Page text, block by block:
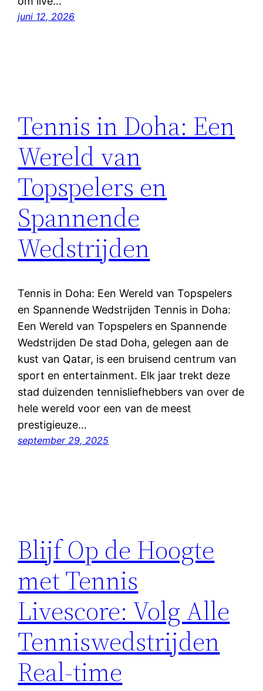
juni 12, 2026
Tennis in Doha: Een
Wereld van
Topspelers en
Spannende
Wedstrijden
Tennis in Doha: Een Wereld van Topspelers
en Spannende Wedstrijden Tennis in Doha:
Een Wereld van Topspelers en Spannende
Wedstrijden De stad Doha, gelegen aan de
kust van Qatar, is een bruisend centrum van
sport en entertainment. Elk jaar trekt deze
stad duizenden tennisliefhebbers van over de
hele wereld voor een van de meest
prestigieuze…
september 29, 2025
Blijf Op de Hoogte
met Tennis
Livescore: Volg Alle
Tenniswedstrijden
Real-time